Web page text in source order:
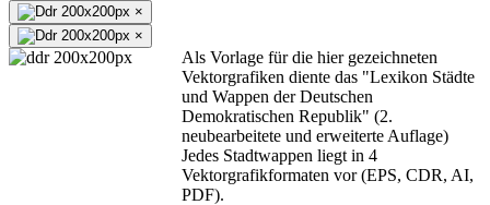
×
×
Als Vorlage für die hier gezeichneten
Vektorgrafiken diente das "Lexikon Städte
und Wappen der Deutschen
Demokratischen Republik" (2.
neubearbeitete und erweiterte Auflage)
Jedes Stadtwappen liegt in 4
Vektorgrafikformaten vor (EPS, CDR, AI,
PDF).